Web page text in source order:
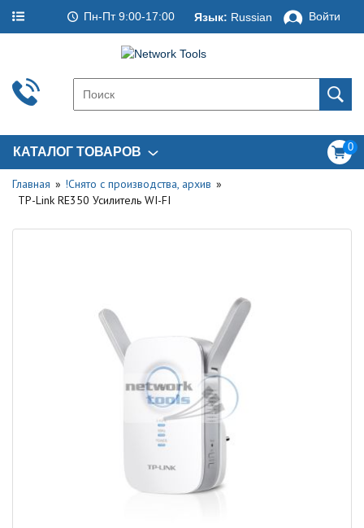
Пн-Пт 9:00-17:00 Язык: Russian Войти
КАТАЛОГ ТОВАРОВ 0
Главная
!Снято с производства, архив
TP-Link RE350 Усилитель WI-FI